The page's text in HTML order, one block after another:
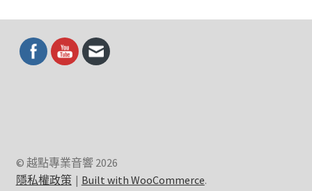
© 越點專業音響 2026
隱私權政策
Built with WooCommerce.